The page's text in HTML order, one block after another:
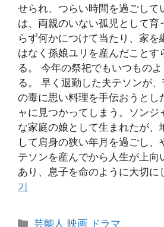
せられ、つらい時間を過ごして
は、両親のいない孤児として育
らず何かにつけて当たり、家を
はなく孫娘ユリを産んだことす
る。 今年の祭祀でもいつもの
る。 早く退勤した夫テソンが
の毒に思い料理を手伝おうとし
ャに見つかってしまう。ソンジ
な家庭の娘として生まれたが、
して肩身の狭い年月を過ごし、
テソンを産んでから人生が上向
あり、息子を命のように大切
기
카
芸能人 映画 ドラマ